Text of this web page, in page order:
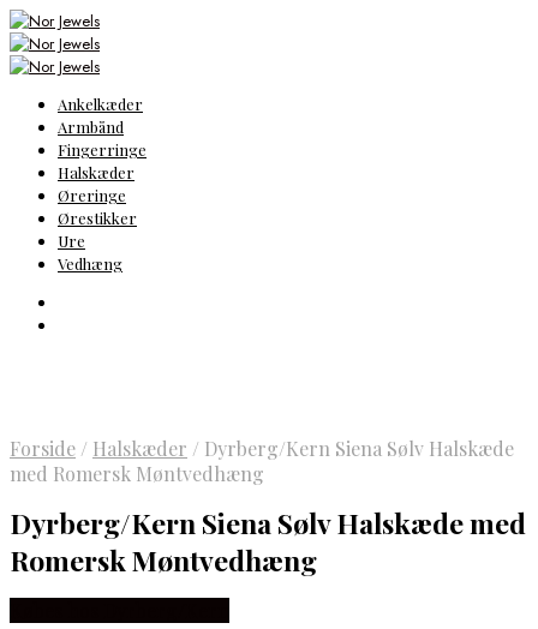
Ankelkæder
Armbånd
Fingerringe
Halskæder
Øreringe
Ørestikker
Ure
Vedhæng
Forside / Halskæder / Dyrberg/Kern Siena Sølv Halskæde
med Romersk Møntvedhæng
Dyrberg/Kern Siena Sølv Halskæde med
Romersk Møntvedhæng